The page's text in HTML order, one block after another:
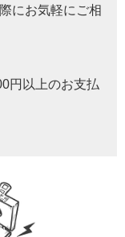
にお気軽にご相
円以上のお支払